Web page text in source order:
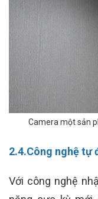
Camera một sản
2.4.Công nghệ tự
Với công nghệ